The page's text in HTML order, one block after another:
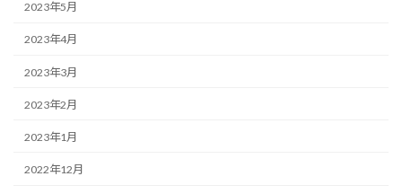
2023年5月
2023年4月
2023年3月
2023年2月
2023年1月
2022年12月